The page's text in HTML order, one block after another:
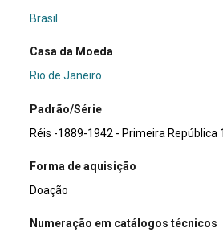
Brasil
Casa da Moeda
Rio de Janeiro
Padrão/Série
Réis -1889-1942 - Primeira
Forma de aquisição
Doação
Numeração em catálogos técnicos